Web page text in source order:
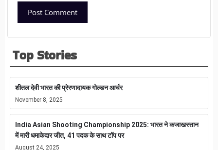
Top Stories
शीतल देवी भारत की प्रेरणादायक गोल्डन आर्चर
November 8, 2025
India Asian Shooting Championship 2025: भारत ने कजाखस्तान
में मारी धमाकेदार जीत, 41 पदक के साथ टॉप पर
August 24, 2025